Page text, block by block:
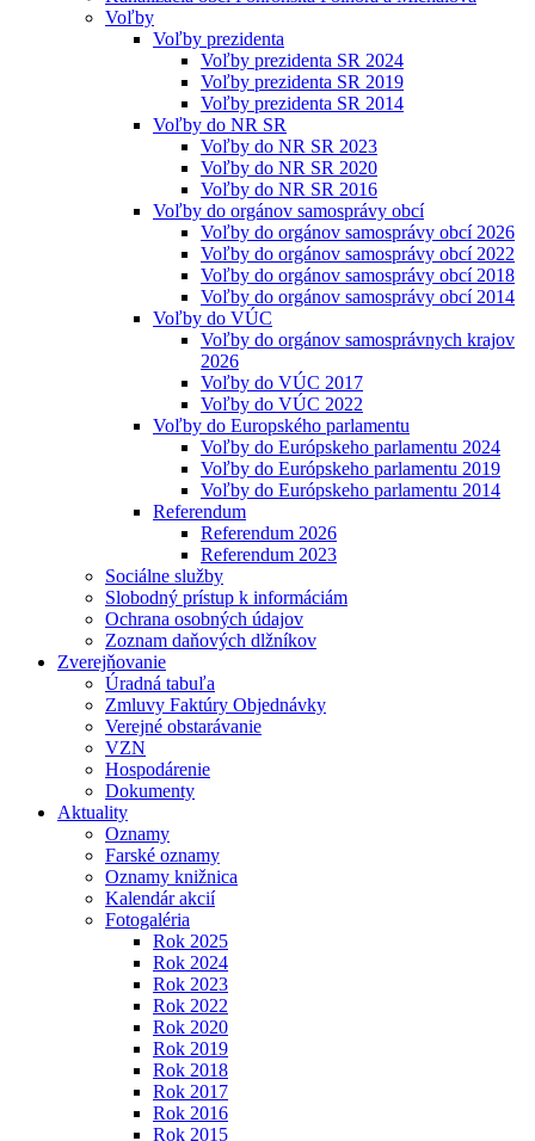
Voľby
Voľby prezidenta
Voľby prezidenta SR 2024
Voľby prezidenta SR 2019
Voľby prezidenta SR 2014
Voľby do NR SR
Voľby do NR SR 2023
Voľby do NR SR 2020
Voľby do NR SR 2016
Voľby do orgánov samosprávy obcí
Voľby do orgánov samosprávy obcí 2026
Voľby do orgánov samosprávy obcí 2022
Voľby do orgánov samosprávy obcí 2018
Voľby do orgánov samosprávy obcí 2014
Voľby do VÚC
Voľby do orgánov samosprávnych krajov
2026
Voľby do VÚC 2017
Voľby do VÚC 2022
Voľby do Europského parlamentu
Voľby do Európskeho parlamentu 2024
Voľby do Európskeho parlamentu 2019
Voľby do Európskeho parlamentu 2014
Referendum
Referendum 2026
Referendum 2023
Sociálne služby
Slobodný prístup k informáciám
Ochrana osobných údajov
Zoznam daňových dlžníkov
Zverejňovanie
Úradná tabuľa
Zmluvy Faktúry Objednávky
Verejné obstarávanie
VZN
Hospodárenie
Dokumenty
Aktuality
Oznamy
Farské oznamy
Oznamy knižnica
Kalendár akcií
Fotogaléria
Rok 2025
Rok 2024
Rok 2023
Rok 2022
Rok 2020
Rok 2019
Rok 2018
Rok 2017
Rok 2016
Rok 2015